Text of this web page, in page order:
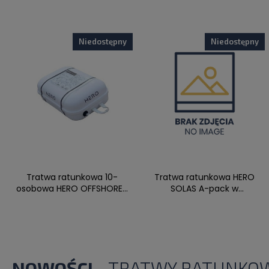
Niedostępny
Tratwa ratunkowa 10-
osobowa HERO OFFSHORE...
Niedostępny
Tratwa ratunkowa HERO
SOLAS A-pack w